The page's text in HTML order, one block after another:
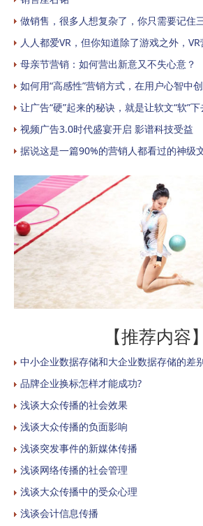
做销售，很多人想复杂了，你只需要记住
人人都爱VR，但你知道除了游戏之外，
母亲节营销：如何营出新意又不失心意？
如何用“高感性”营销方式，在用户心智中
让广告“硬”起来的秘诀，就是让软文“软”下
视频广告3.0时代盛宴开启 影谱科技受益
据说这是一篇90%的营销人都看过的神级
【推荐内容】
中小企业数据存储和大企业数据存储的差
品牌企业换标怎样才能成功?
浅谈大众传播的社会效果
浅谈大众传播的负面影响
浅谈突发事件的新媒体传播
浅谈网络传播的社会管理
浅谈大众传播中的受众心理
浅谈会计信息传播